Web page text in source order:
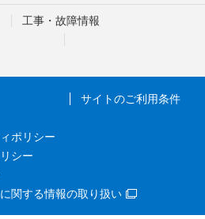
工事・故障情報
サイトのご利用条件
ポリシー
シー
関する情報の取り扱い